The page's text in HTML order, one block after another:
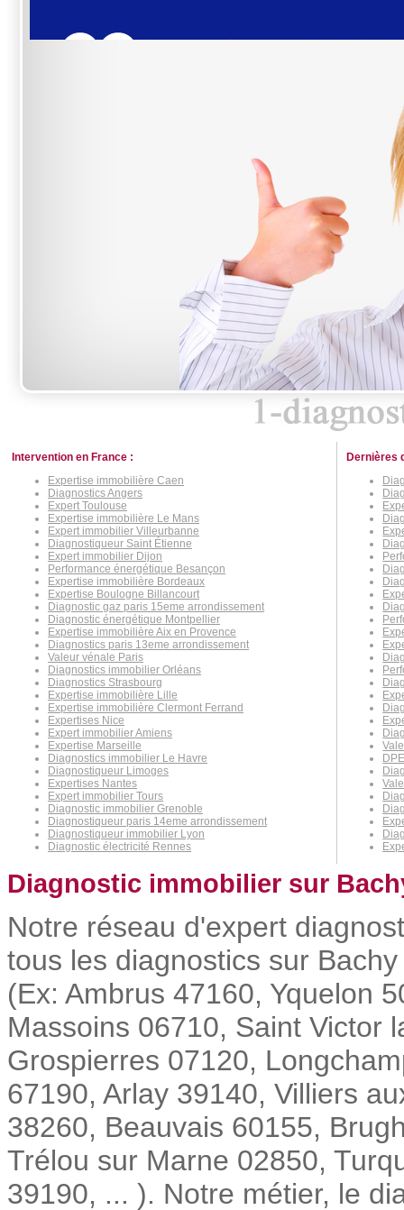
Intervention en France :
Expertise immobilière Caen
Diagnostics Angers
Expert Toulouse
Expertise immobilière Le Mans
Expert immobilier Villeurbanne
Diagnostiqueur Saint Étienne
Expert immobilier Dijon
Performance énergétique Besançon
Expertise immobilière Bordeaux
Expertise Boulogne Billancourt
Diagnostic gaz paris 15eme arrondissement
Diagnostic énergétique Montpellier
Expertise immobilière Aix en Provence
Diagnostics paris 13eme arrondissement
Valeur vénale Paris
Diagnostics immobilier Orléans
Diagnostics Strasbourg
Expertise immobilière Lille
Expertise immobilière Clermont Ferrand
Expertises Nice
Expert immobilier Amiens
Expertise Marseille
Diagnostics immobilier Le Havre
Diagnostiqueur Limoges
Expertises Nantes
Expert immobilier Tours
Diagnostic immobilier Grenoble
Diagnostiqueur paris 14eme arrondissement
Diagnostiqueur immobilier Lyon
Diagnostic électricité Rennes
Dernières
Diagnostic immobilier sur
Notre réseau d'expert
tous les diagnostics sur
(Ex: Ambrus 47160, Yquelon
Massoins 06710, Saint Victor
Grospierres 07120,
67190, Arlay 39140, Villiers
38260, Beauvais 60155,
Trélou sur Marne 02850,
39190, ... ). Notre métier, le